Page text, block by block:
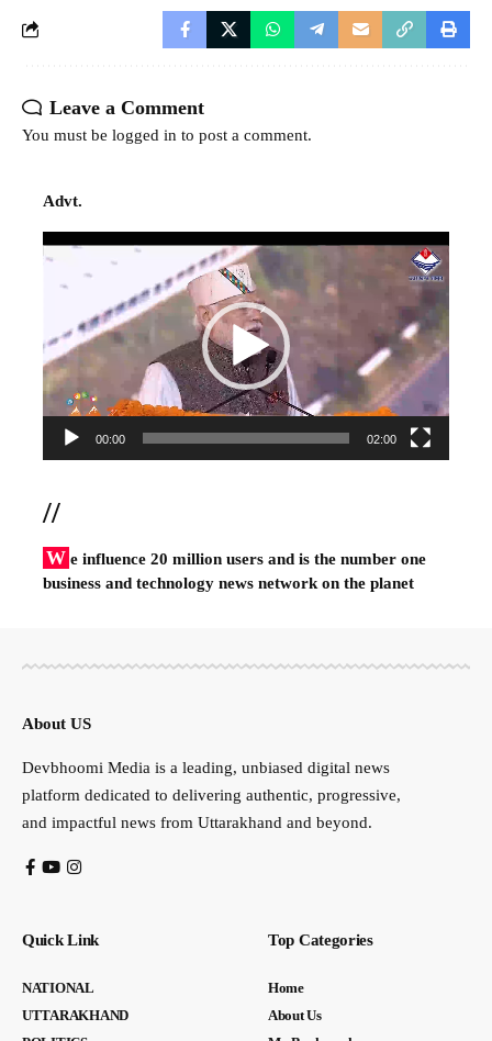
Leave a Comment
You must be logged in to post a comment.
Advt.
Video
00:00 02:00
//
W e influence 20 million users and is the number one
business and technology news network on the planet
About US
Devbhoomi Media is a leading, unbiased digital news
platform dedicated to delivering authentic, progressive,
and impactful news from Uttarakhand and beyond.
Quick Link
NATIONAL
UTTARAKHAND
Top Categories
Home
About Us